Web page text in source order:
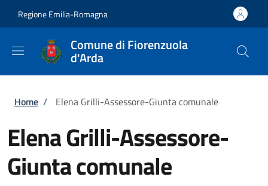
Regione Emilia-Romagna
Comune di Fiorenzuola
d'Arda
Briciole di pane
Home / Elena Grilli-Assessore-Giunta comunale
Elena Grilli-Assessore-
Giunta comunale